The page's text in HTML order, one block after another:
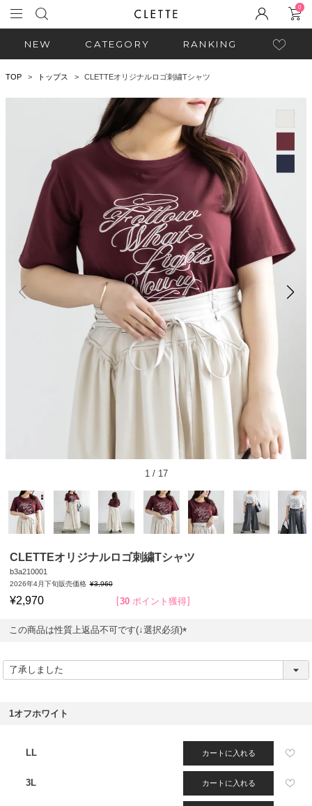
0
NEW CATEGORY RANKING
TOP トップス CLETTEオリジナルロゴ刺繍Tシャツ
1/ 17
CLETTEオリジナルロゴ刺繍Tシャツ
b3a210001
2026年4月下旬販売価格 ¥3,960
¥2,970 30 ポイント獲得
この商品は性質上返品不可です(↓選択必須)
必
1オフホワイト
LL カートに入れる
3L カートに入れる